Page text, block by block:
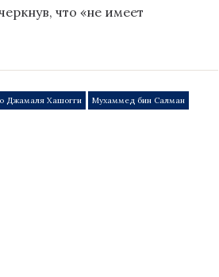
что «не имеет
Джамаля Хашогги Мухаммед бин Салман